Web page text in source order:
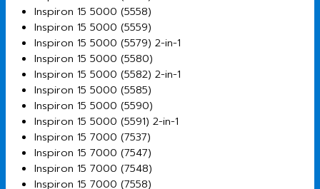
Inspiron 15 5000 (5558)
Inspiron 15 5000 (5559)
Inspiron 15 5000 (5579) 2-in-1
Inspiron 15 5000 (5580)
Inspiron 15 5000 (5582) 2-in-1
Inspiron 15 5000 (5585)
Inspiron 15 5000 (5590)
Inspiron 15 5000 (5591) 2-in-1
Inspiron 15 7000 (7537)
Inspiron 15 7000 (7547)
Inspiron 15 7000 (7548)
Inspiron 15 7000 (7558)